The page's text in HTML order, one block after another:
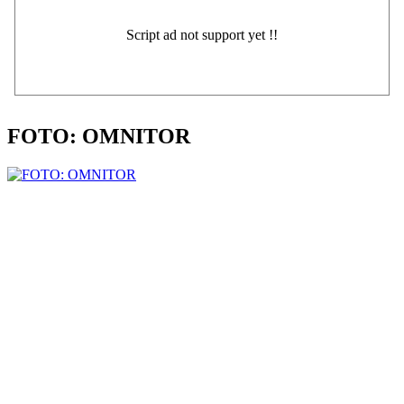
FOTO: OMNITOR